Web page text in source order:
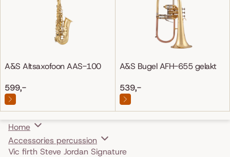
A&S Altsaxofoon AAS-100
599,-
A&S Bugel AFH-655 gelakt
539,-
Home
Accessories percussion
Vic firth Steve Jordan Signature